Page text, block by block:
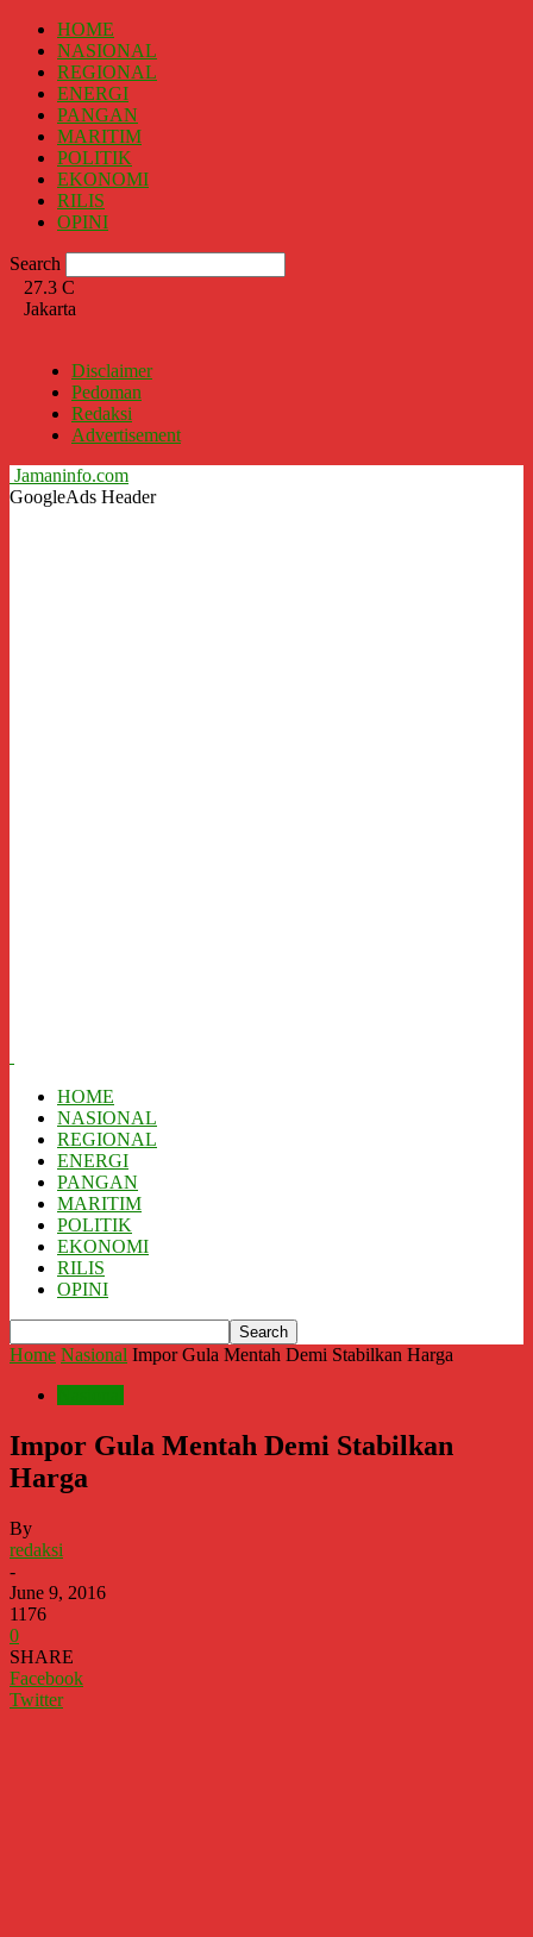
HOME
NASIONAL
REGIONAL
ENERGI
PANGAN
MARITIM
POLITIK
EKONOMI
RILIS
OPINI
Search
27.3 C
Jakarta
Disclaimer
Pedoman
Redaksi
Advertisement
Jamaninfo.com
GoogleAds Header
HOME
NASIONAL
REGIONAL
ENERGI
PANGAN
MARITIM
POLITIK
EKONOMI
RILIS
OPINI
Home Nasional Impor Gula Mentah Demi Stabilkan Harga
Impor Gula Mentah Demi Stabilkan
Harga
By
redaksi
-
June 9, 2016
1176
0
SHARE
Facebook
Twitter